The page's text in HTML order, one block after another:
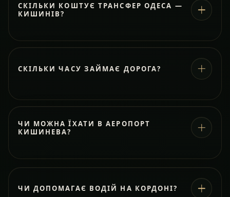
СКІЛЬКИ КОШТУЄ ТРАНСФЕР ОДЕСА —
КИШИНІВ?
СКІЛЬКИ ЧАСУ ЗАЙМАЄ ДОРОГА?
ЧИ МОЖНА ЇХАТИ В АЕРОПОРТ
КИШИНЕВА?
ЧИ ДОПОМАГАЄ ВОДІЙ НА КОРДОНІ?